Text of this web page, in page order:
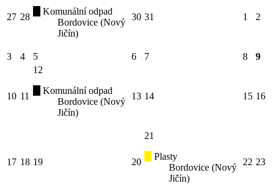
27 28
Komunální odpad
Bordovice (Nový
Jičín)
30 31 1 2
3 4 5 6 7 8 9
10 11
12
Komunální odpad
Bordovice (Nový
Jičín)
13 14 15 16
17 18 19 20
21
Plasty
Bordovice (Nový
Jičín)
22 23